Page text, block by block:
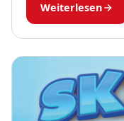
Weiterlesen